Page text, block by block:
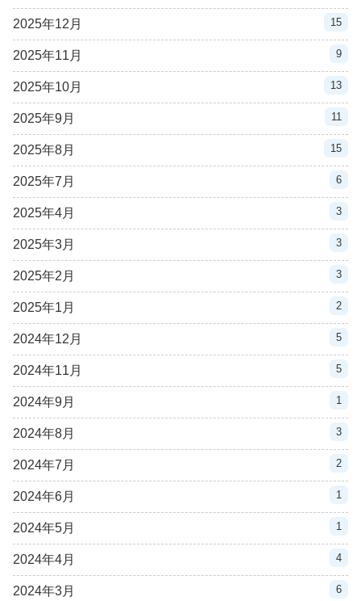
2025年12月 15
2025年11月 9
2025年10月 13
2025年9月 11
2025年8月 15
2025年7月 6
2025年4月 3
2025年3月 3
2025年2月 3
2025年1月 2
2024年12月 5
2024年11月 5
2024年9月 1
2024年8月 3
2024年7月 2
2024年6月 1
2024年5月 1
2024年4月 4
2024年3月 6